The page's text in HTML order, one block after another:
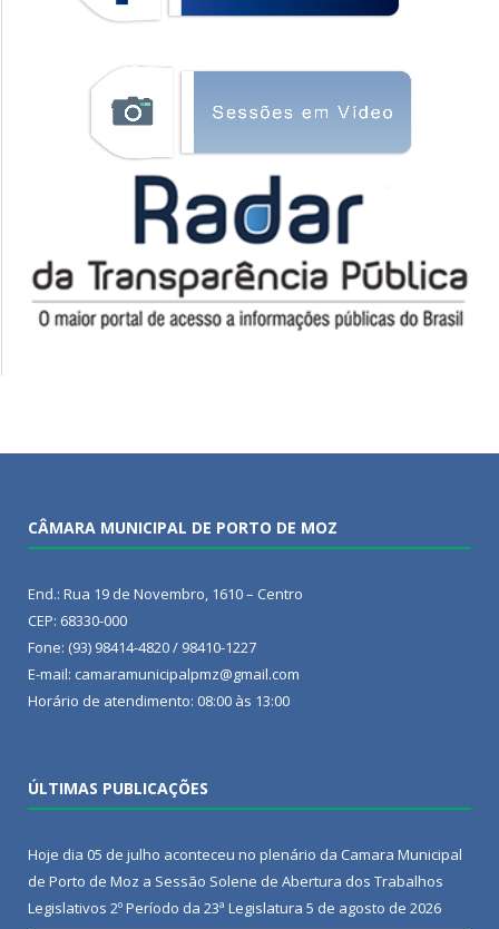
CÂMARA MUNICIPAL DE PORTO DE MOZ
End.: Rua 19 de Novembro, 1610 – Centro
CEP: 68330-000
Fone: (93) 98414-4820 / 98410-1227
E-mail: camaramunicipalpmz@gmail.com
Horário de atendimento: 08:00 às 13:00
ÚLTIMAS PUBLICAÇÕES
Hoje dia 05 de julho aconteceu no plenário da Camara Municipal
de Porto de Moz a Sessão Solene de Abertura dos Trabalhos
Legislativos 2º Período da 23ª Legislatura 5 de agosto de 2026